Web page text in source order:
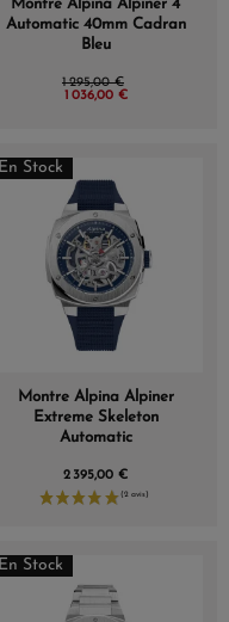
Montre Alpina Alpiner 4
Automatic 40mm Cadran
Bleu
1 295,00 €
1 036,00 €
En Stock
Montre Alpina Alpiner
Extreme Skeleton
Automatic
2 395,00 €
En Stock